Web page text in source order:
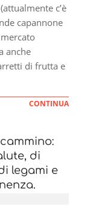
c’è
capannone
anche
di frutta e
CONTINUA
di
legami e